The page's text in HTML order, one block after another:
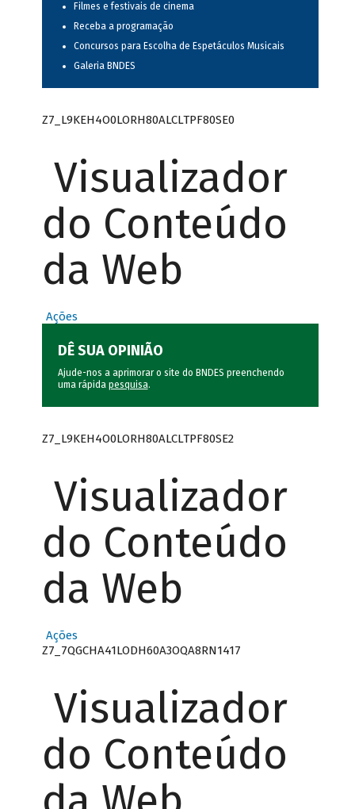
Filmes e festivais de cinema
Receba a programação
Concursos para Escolha de Espetáculos Musicais
Galeria BNDES
Z7_L9KEH4O0LORH80ALCLTPF80SE0
Visualizador
do Conteúdo
da Web
Ações
DÊ SUA OPINIÃO
Ajude-nos a aprimorar o site do BNDES preenchendo
uma rápida pesquisa.
Z7_L9KEH4O0LORH80ALCLTPF80SE2
Visualizador
do Conteúdo
da Web
Ações
Z7_7QGCHA41LODH60A3OQA8RN1417
Visualizador
do Conteúdo